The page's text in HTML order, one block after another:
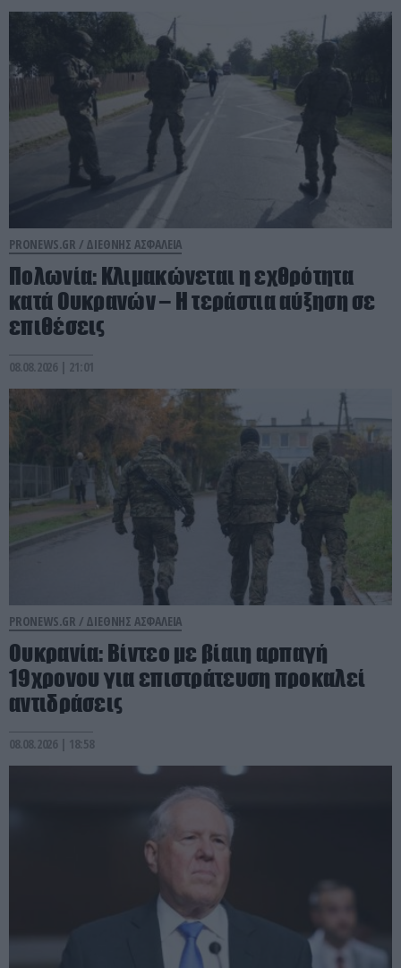
PRONEWS.GR / ΔΙΕΘΝΗΣ ΑΣΦΑΛΕΙΑ
Πολωνία: Κλιμακώνεται η εχθρότητα
κατά Ουκρανών – Η τεράστια αύξηση σε
επιθέσεις
08.08.2026 | 21:01
PRONEWS.GR / ΔΙΕΘΝΗΣ ΑΣΦΑΛΕΙΑ
Ουκρανία: Βίντεο με βίαιη αρπαγή
19χρονου για επιστράτευση προκαλεί
αντιδράσεις
08.08.2026 | 18:58